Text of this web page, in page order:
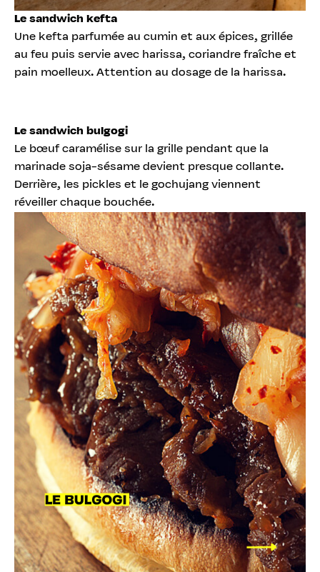
Le sandwich kefta
Une kefta parfumée au cumin et aux épices, grillée
au feu puis servie avec harissa, coriandre fraîche et
pain moelleux. Attention au dosage de la harissa.
Le sandwich bulgogi
Le bœuf caramélise sur la grille pendant que la
marinade soja-sésame devient presque collante.
Derrière, les pickles et le gochujang viennent
réveiller chaque bouchée.